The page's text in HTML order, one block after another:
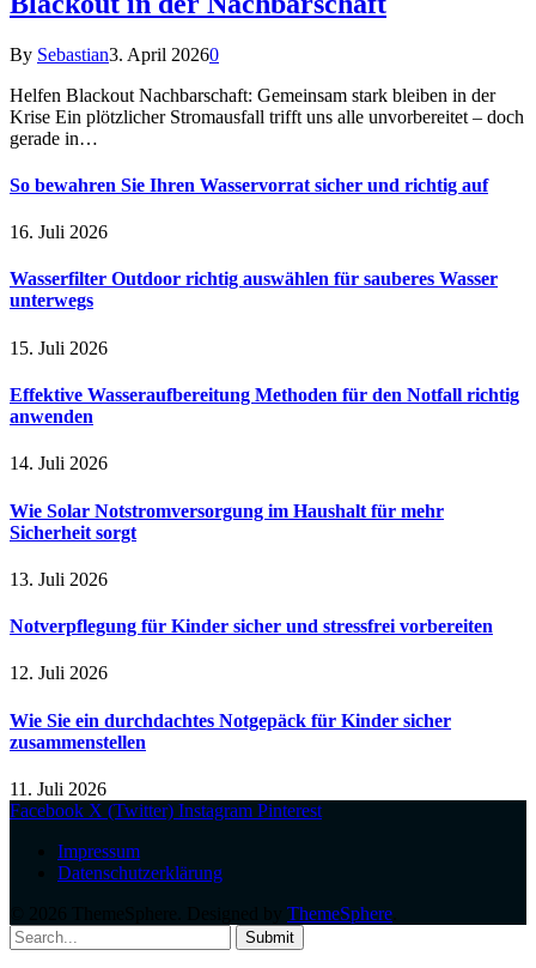
By Sebastian3. April 20260
Helfen Blackout Nachbarschaft: Gemeinsam stark bleiben in der
Krise Ein plötzlicher Stromausfall trifft uns alle unvorbereitet – doch
gerade in…
So bewahren Sie Ihren Wasservorrat sicher und richtig auf
16. Juli 2026
Wasserfilter Outdoor richtig auswählen für sauberes Wasser
unterwegs
15. Juli 2026
Effektive Wasseraufbereitung Methoden für den Notfall richtig
anwenden
14. Juli 2026
Wie Solar Notstromversorgung im Haushalt für mehr
Sicherheit sorgt
13. Juli 2026
Notverpflegung für Kinder sicher und stressfrei vorbereiten
12. Juli 2026
Wie Sie ein durchdachtes Notgepäck für Kinder sicher
zusammenstellen
11. Juli 2026
Facebook X (Twitter) Instagram Pinterest
Impressum
Datenschutzerklärung
ThemeSphere
Submit